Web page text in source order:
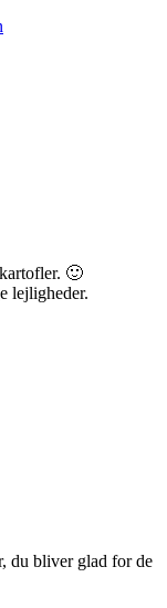
🙂
lejligheder.
du bliver glad for de